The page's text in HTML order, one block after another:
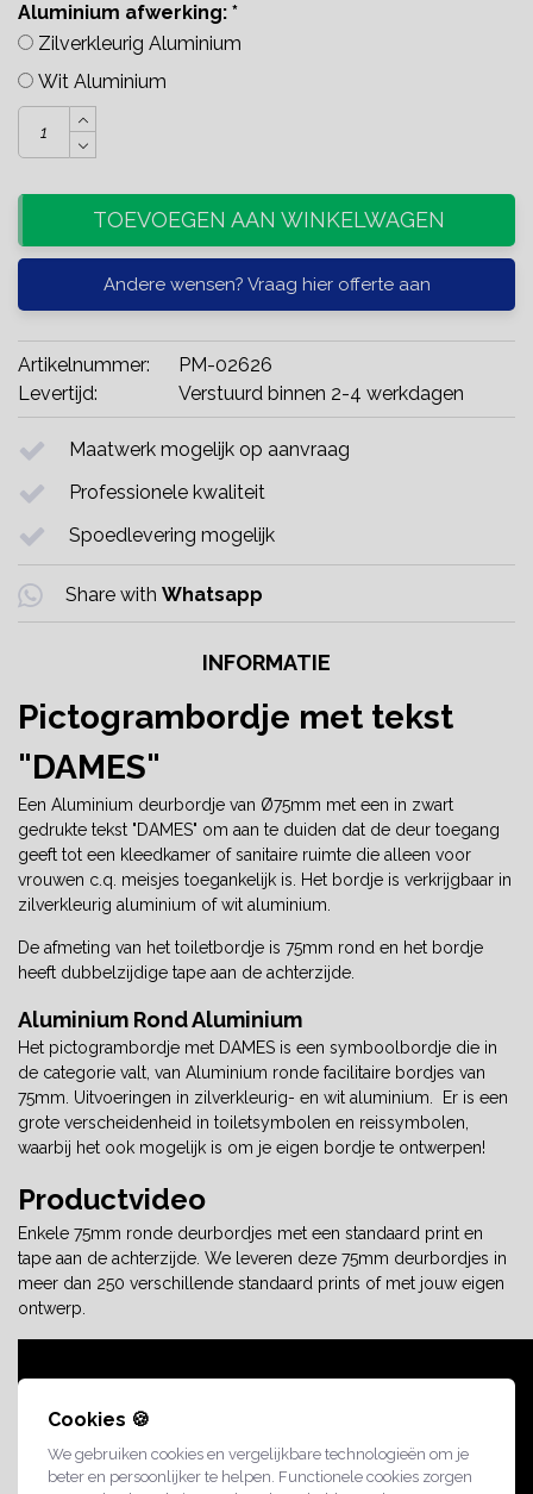
Cookies 🍪
We gebruiken cookies en vergelijkbare technologieën om je
beter en persoonlijker te helpen. Functionele cookies zorgen
Aluminium afwerking: *
Zilverkleurig Aluminium
Wit Aluminium
TOEVOEGEN AAN WINKELWAGEN
Andere wensen? Vraag hier offerte aan
Artikelnummer:
PM-02626
Levertijd:
Verstuurd binnen 2-4 werkdagen
Maatwerk mogelijk op aanvraag
Professionele kwaliteit
Spoedlevering mogelijk
Share with Whatsapp
INFORMATIE
Pictogrambordje met tekst
"DAMES"
Een Aluminium deurbordje van Ø75mm met een in zwart
gedrukte tekst "DAMES" om aan te duiden dat de deur toegang
geeft tot een kleedkamer of sanitaire ruimte die alleen voor
vrouwen c.q. meisjes toegankelijk is. Het bordje is verkrijgbaar in
zilverkleurig aluminium of wit aluminium.
De afmeting van het toiletbordje is 75mm rond en het bordje
heeft dubbelzijdige tape aan de achterzijde.
Aluminium Rond Aluminium
Het pictogrambordje met DAMES is een symboolbordje die in
de categorie valt, van Aluminium ronde facilitaire bordjes van
75mm. Uitvoeringen in zilverkleurig- en wit aluminium. Er is een
grote verscheidenheid in toiletsymbolen en reissymbolen,
waarbij het ook mogelijk is om je eigen bordje te ontwerpen!
Productvideo
Enkele 75mm ronde deurbordjes met een standaard print en
tape aan de achterzijde. We leveren deze 75mm deurbordjes in
meer dan 250 verschillende standaard prints of met jouw eigen
ontwerp.